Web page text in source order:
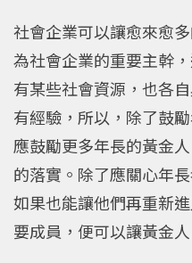
社會企業可以讓愈來愈
為社會企業的重要主幹
有某些社會資源，也各
有經驗，所以，除了鼓
應鼓勵更多年長的黃金
的落實。除了應關心年
如果也能讓他們再重新
要成員，便可以讓黃金